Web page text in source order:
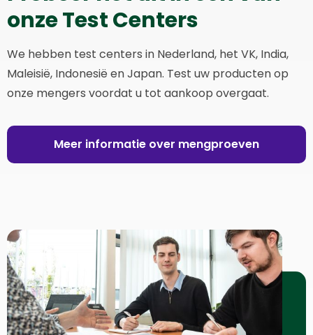
onze Test Centers
We hebben test centers in Nederland, het VK, India,
Maleisië, Indonesië en Japan. Test uw producten op
onze mengers voordat u tot aankoop overgaat.
Meer informatie over mengproeven